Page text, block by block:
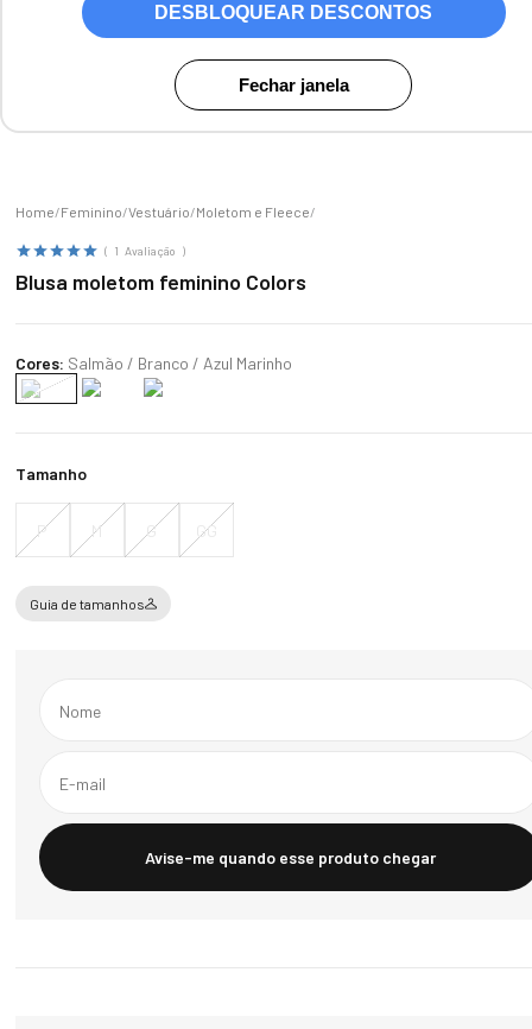
DESBLOQUEAR DESCONTOS
Fechar janela
Feminino Vestuário Moletom e Fleece
1 Avaliação
Blusa moletom feminino Colors
Cores: Salmão / Branco / Azul Marinho
Tamanho
P M G GG
Guia de tamanhos
Avise-me quando esse produto chegar